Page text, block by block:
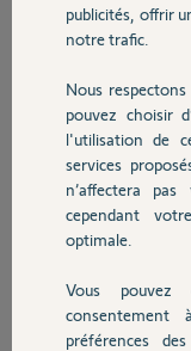
Domotique
Chauffage
Autres produits
Devis avec un
Jerome D.
il y a plus de 4 ans
Réponses
Bonsoir Jerome
trop compliquée.
Uniquement des lettres
doivent pas faire plus
publicités, offrir
notre trafic.
Nous
pouvez choisir
l'utilisation de
services
n’affectera
cependant
optimale.
Vous
préférences